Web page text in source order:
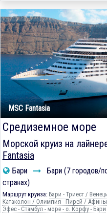
MSC Fantasia
Средиземное море
Морской круиз на
Fantasia
Бари
Бари (7 городов/
странах)
Маршрут круиза: Бари - Триест /
Катаколон / Олимпия - Пирей /
Эфес - Стамбул - море - о. Корфу - Бари